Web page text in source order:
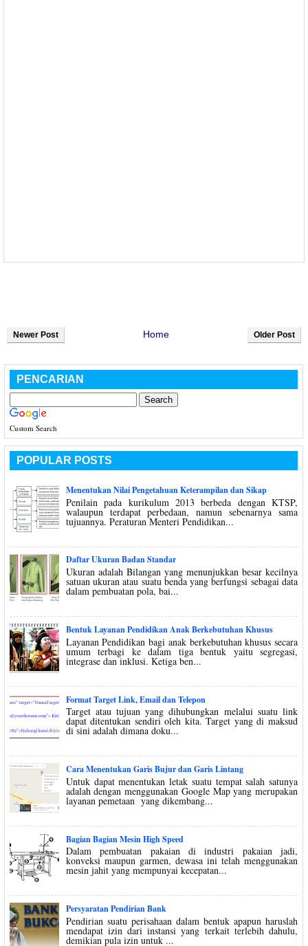
Newer Post Older Post
Home
PENCARIAN
Custom Search
POPULAR POSTS
Menentukan Nilai Pengetahuan Keterampilan dan Sikap
Penilain pada kurikulum 2013 berbeda dengan KTSP,
walaupun terdapat perbedaan, namun sebenarnya sama
tujuannya. Peraturan Menteri Pendidikan...
Daftar Ukuran Badan Standar
Ukuran adalah Bilangan yang menunjukkan besar kecilnya
satuan ukuran atau suatu benda yang berfungsi sebagai data
dalam pembuatan pola, bai...
Bentuk Layanan Pendidikan Anak Berkebutuhan Khusus
Layanan Pendidikan bagi anak berkebutuhan khusus secara
umum terbagi ke dalam tiga bentuk yaitu segregasi,
integrase dan inklusi. Ketiga ben...
Format Target Link, Email dan Telepon
Target atau tujuan yang dihubungkan melalui suatu link
dapat ditentukan sendiri oleh kita. Target yang di maksud
di sini adalah dimana doku...
Cara Menentukan Garis Bujur dan Garis Lintang
Untuk dapat menentukan letak suatu tempat salah satunya
adalah dengan menggunakan Google Map yang merupakan
layanan pemetaan yang dikembang...
Bagian Bagian Mesin High Speed
Dalam pembuatan pakaian di industri pakaian jadi,
konveksi maupun garmen, dewasa ini telah menggunakan
mesin jahit yang mempunyai kecepatan...
Persyaratan Pendirian Bank
Pendirian suatu perisahaan dalam bentuk apapun haruslah
mendapat izin dari instansi yang terkait terlebih dahulu,
demikian pula izin untuk ...